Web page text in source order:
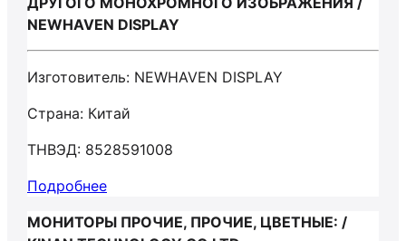
NEWHAVEN DISPLAY
Изготовитель: NEWHAVEN DISPLAY
Страна: Китай
ТНВЭД: 8528591008
Подробнее
МОНИТОРЫ ПРОЧИЕ, ПРОЧИЕ, ЦВЕТНЫЕ: /